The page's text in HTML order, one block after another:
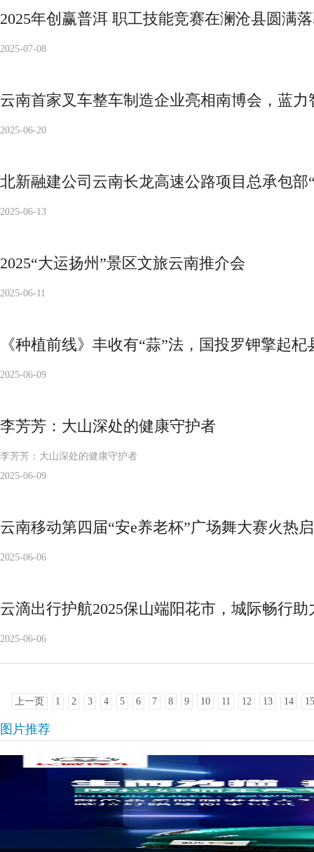
2025年创赢普洱 职工技能竞赛在澜沧县圆满
2025-07-08
云南首家叉车整车制造企业亮相南博会，蓝
2025-06-20
北新融建公司云南长龙高速公路项目总承包
2025-06-13
2025“大运扬州”景区文旅云南推介会
2025-06-11
《种植前线》丰收有“蒜”法，国投罗钾擎起
2025-06-09
李芳芳：大山深处的健康守护者
李芳芳：大山深处的健康守护者
2025-06-09
云南移动第四届“安e养老杯”广场舞大赛火热
2025-06-06
云滴出行护航2025保山端阳花市，城际畅行助
2025-06-06
上一页 1 2 3 4 5 6 7 8 9 10 11 12 13 14 15
图片推荐